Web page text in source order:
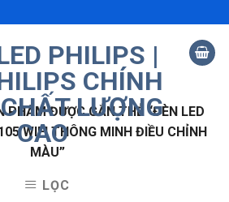
PHẨM ĐƯỢC GẮN THẺ “ĐÈN LED
WIFI THÔNG MINH ĐIỀU CHỈNH
MÀU”
LỌC